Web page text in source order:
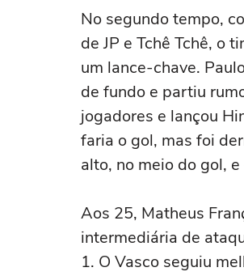
No segundo tempo,
de JP e Tchê Tchê, o
um lance-chave.
de fundo e partiu
jogadores e lançou
faria o gol, mas foi
alto, no meio do gol,
Aos 25, Matheus
intermediária de
1. O Vasco seguiu